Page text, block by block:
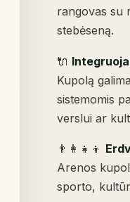
rangovas su
stebėseną.
🔌
Kupolą
sistemomis
verslui ar
👨‍👩‍👧‍👦
Arenos
sporto,